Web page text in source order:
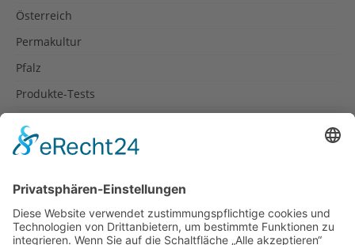
Österreich
Permakultur
Pfalz
Produkte-Tests
Rezepte
Spanien
Südtirol